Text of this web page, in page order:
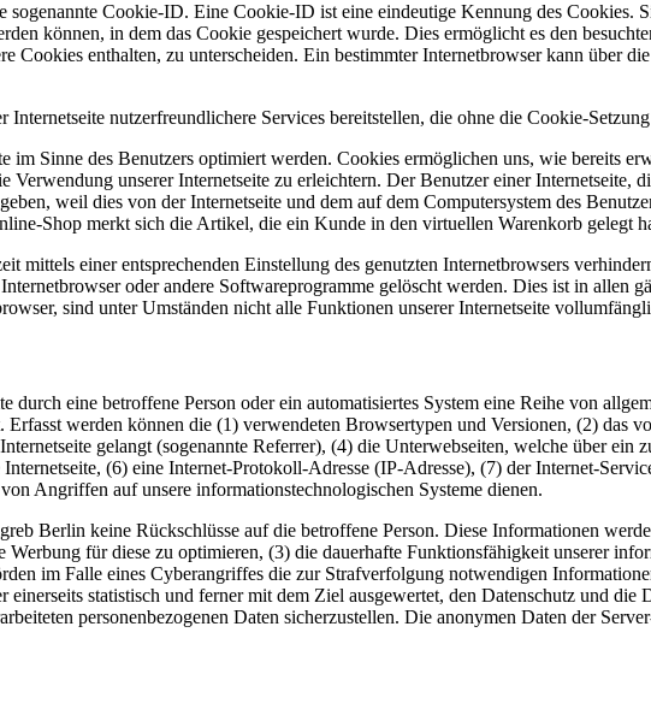
Cookie-ID. Eine Cookie-ID ist eine eindeutige Kennung des Cookies.
können, in dem das Cookie gespeichert wurde. Dies ermöglicht es den
Cookies enthalten, zu unterscheiden. Ein bestimmter Internetbrowser kann über
nutzerfreundlichere Services bereitstellen, die ohne die Cookie-
Sinne des Benutzers optimiert werden. Cookies ermöglichen uns, wie bereits
unserer Internetseite zu erleichtern. Der Benutzer einer Internetseite,
weil dies von der Internetseite und dem auf dem Computersystem des
Shop merkt sich die Artikel, die ein Kunde in den virtuellen Warenkorb gelegt
mittels einer entsprechenden Einstellung des genutzten Internetbrowsers
oder andere Softwareprogramme gelöscht werden. Dies ist in allen
sind unter Umständen nicht alle Funktionen unserer Internetseite
eine betroffene Person oder ein automatisiertes System eine Reihe von
werden können die (1) verwendeten Browsertypen und Versionen, (2) das
gelangt (sogenannte Referrer), (4) die Unterwebseiten, welche über ein
(6) eine Internet-Protokoll-Adresse (IP-Adresse), (7) der Internet-
Angriffen auf unsere informationstechnologischen Systeme dienen.
Berlin keine Rückschlüsse auf die betroffene Person. Diese Informationen
für diese zu optimieren, (3) die dauerhafte Funktionsfähigkeit unserer
im Falle eines Cyberangriffes die zur Strafverfolgung notwendigen
statistisch und ferner mit dem Ziel ausgewertet, den Datenschutz und die
personenbezogenen Daten sicherzustellen. Die anonymen Daten der